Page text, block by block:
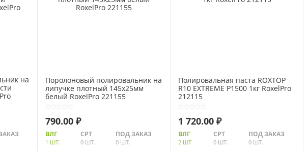
на
Поролоновый полировальник на
липучке плотный 145х25мм
белый RoxelPro 221155
790.00 ₽
ВЛГ
1 ШТ.
СРТ
0 ШТ.
ПОД ЗАКАЗ
0 ШТ.
Полировальная паста ROXTOP
R10 EXTREME P1500 1кг RoxelPro
212115
1 720.00 ₽
ВЛГ
2 ШТ.
СРТ
0 ШТ.
ПОД ЗАКАЗ
0 ШТ.